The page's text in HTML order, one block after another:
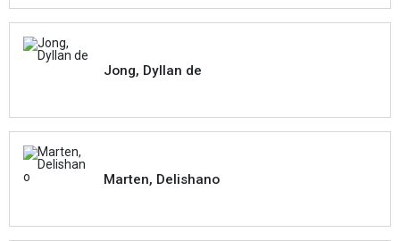
Jong, Dyllan de
Marten, Delishano